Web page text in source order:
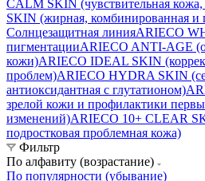
CALM SKIN (чувствительная кожа,
SKIN (жирная, комбинированная и
Солнцезащитная линияARIECO
пигментацииARIECO ANTI-AGE
кожи)ARIECO IDEAL SKIN
проблем)ARIECO HYDRA SKIN
антиоксидантная с глутатионом)
зрелой кожи и профилактики
изменений)ARIECO 10+ CLEAR
подростковая проблемная кожа)
Фильтр
По алфавиту (возрастание)
По популярности (убывание)